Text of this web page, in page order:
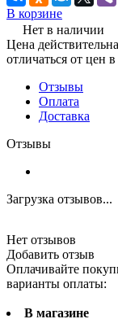
В корзине
Нет в наличии
Цена
отличаться от цен
Отзывы
Оплата
Доставка
Отзывы
Загрузка отзывов...
Нет отзывов
Добавить отзыв
Оплачивайте
варианты оплаты:
В магазине